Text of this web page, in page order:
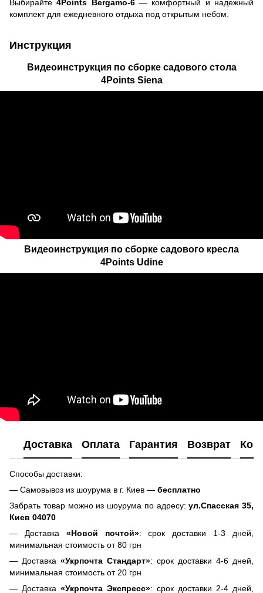
Выбирайте4Points Bergamo-6— комфортный и надежный
комплект для ежедневного отдыха под открытым небом.
Инструкция
Видеоинструкция по сборке садового стола
4Points Siena
Видеоинструкция по сборке садового кресла
4Points Udine
Доставка Оплата Гарантия Возврат
Способы доставки:
— Самовывоз из шоурума в г. Киев — бесплатно
Забрать товар можно из шоурума по адресу:ул.Спасская 35,
Киев 04070
— Доставка «Новой почтой»: срок доставки 1-3 дней,
минимальная стоимость от 80 грн
— Доставка «Укрпочта Стандарт»: срок доставки 4-6 дней,
минимальная стоимость от 20 грн
— Доставка «Укрпочта Экспресс»: срок доставки 2-4 дней,